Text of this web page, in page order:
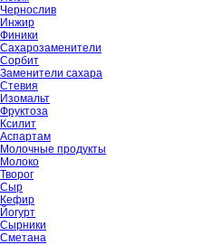
Чернослив
Инжир
Финики
Сахарозаменители
Сорбит
Заменители сахара
Стевия
Изомальт
Фруктоза
Ксилит
Аспартам
Молочные продукты
Молоко
Творог
Сыр
Кефир
Йогурт
Сырники
Сметана